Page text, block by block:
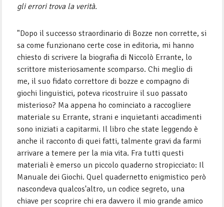
gli errori trova la verità.
"Dopo il successo straordinario di Bozze non corrette, si
sa come funzionano certe cose in editoria, mi hanno
chiesto di scrivere la biografia di Niccolò Errante, lo
scrittore misteriosamente scomparso. Chi meglio di
me, il suo fidato correttore di bozze e compagno di
giochi linguistici, poteva ricostruire il suo passato
misterioso? Ma appena ho cominciato a raccogliere
materiale su Errante, strani e inquietanti accadimenti
sono iniziati a capitarmi. Il libro che state leggendo è
anche il racconto di quei fatti, talmente gravi da farmi
arrivare a temere per la mia vita. Fra tutti questi
materiali è emerso un piccolo quaderno stropicciato: Il
Manuale dei Giochi. Quel quadernetto enigmistico però
nascondeva qualcos'altro, un codice segreto, una
chiave per scoprire chi era davvero il mio grande amico